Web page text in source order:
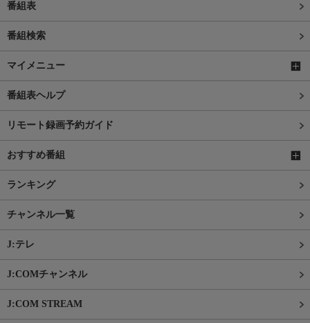
番組表
番組検索
マイメニュー
番組表ヘルプ
リモート録画予約ガイド
おすすめ番組
ランキング
チャンネル一覧
J:テレ
J:COMチャンネル
J:COM STREAM